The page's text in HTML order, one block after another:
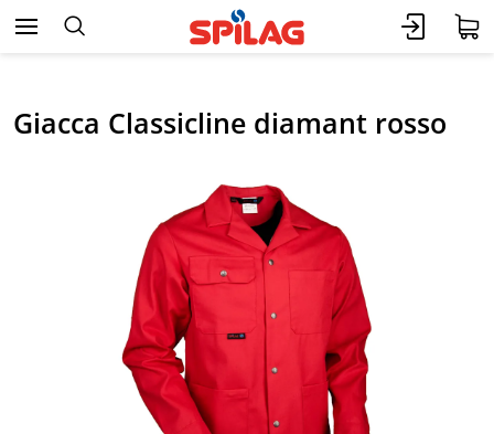
Giacca Classicline diamant rosso